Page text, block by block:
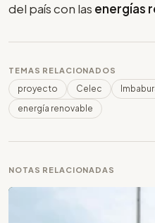
del país con las energías
TEMAS RELACIONADOS
proyecto Celec
energía renovable
NOTAS RELACIONADAS